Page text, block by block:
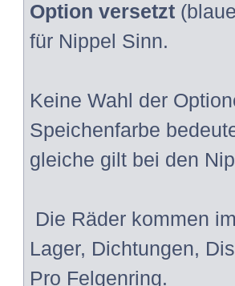
Option versetzt
für Nippel Sinn.
Keine Wahl der
Speichenfarbe
gleiche gilt bei den
Die Räder kommen
Lager, Dichtungen,
Pro Felgenring.